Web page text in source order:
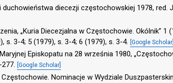
duchowieństwa diecezji częstochowskiej 1978, red.
„Kuria Diecezjalna w Częstochowie. Okólnik” 1
s. 3-4; 5 (1979), s. 3-4; 6 (1979), s. 3-4. [Google Scholar]
Episkopatu na 28 września 1980,
[Google Scholar]
Częstochowie. Nominacje w Wydziale